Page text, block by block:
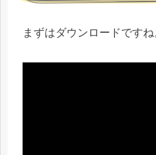
まずはダウンロードですね